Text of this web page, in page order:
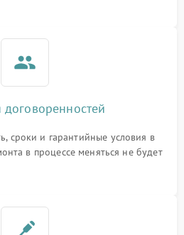
сроки и гарантийные условия в
в процессе меняться не будет